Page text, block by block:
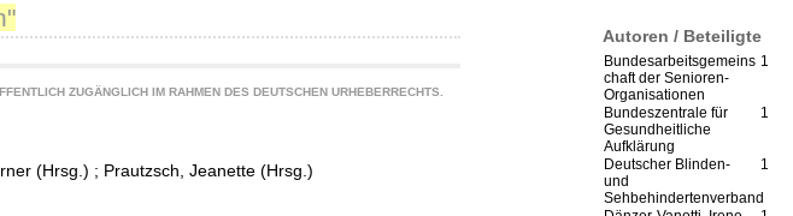
Autoren / Beteiligte
1
Bundesarbeitsgemeins
chaft der Senioren-
Organisationen
1
Bundeszentrale für
Gesundheitliche
Aufklärung
1
Deutscher Blinden-
und
Sehbehindertenverband
ZUGÄNGLICH IM RAHMEN DES DEUTSCHEN URHEBERRECHTS.
(Hrsg.) ; Prautzsch, Jeanette (Hrsg.)